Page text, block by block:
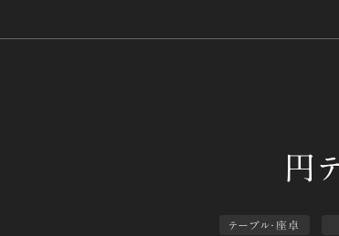
テーブル・座卓